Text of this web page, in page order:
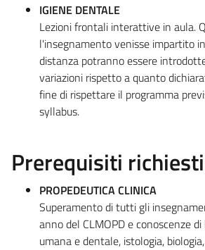
IGIENE DENTALE
Lezioni frontali interattive in aula.
l'insegnamento venisse impartito
distanza potranno essere
variazioni rispetto a quanto
fine di rispettare il programma
syllabus.
Prerequisiti richiesti
PROPEDEUTICA CLINICA
Superamento di tutti gli
anno del CLMOPD e conoscenze
umana e dentale, istologia,